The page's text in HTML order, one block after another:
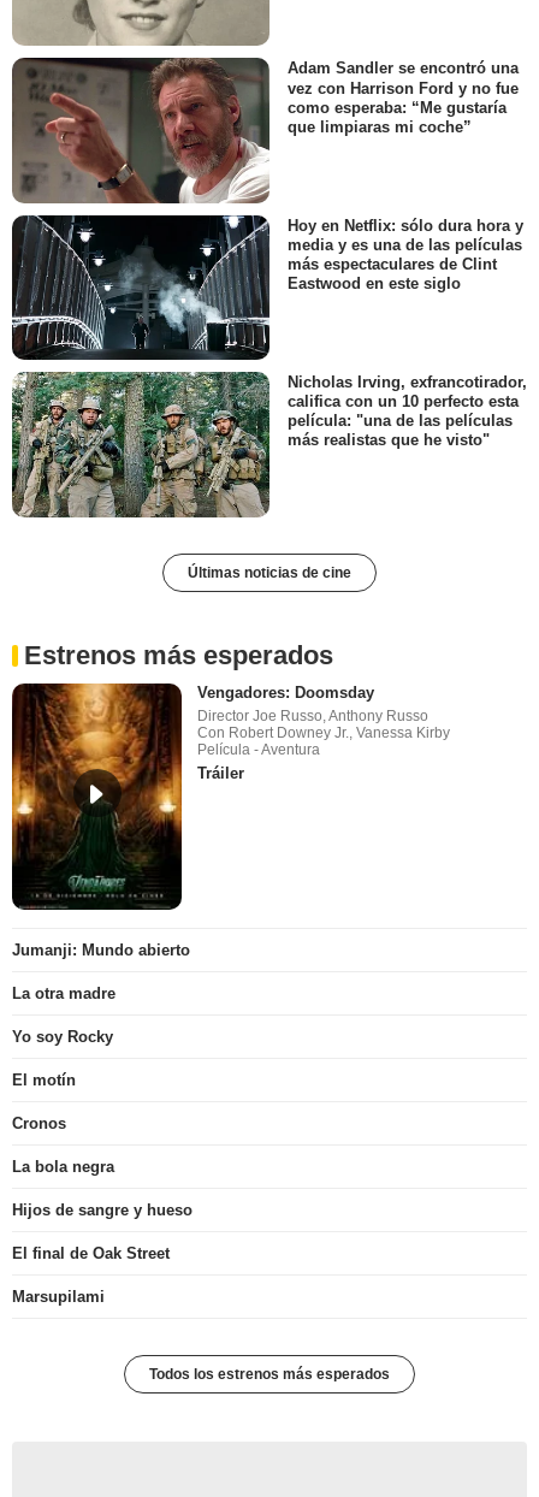
Adam Sandler se encontró una
vez con Harrison Ford y no fue
como esperaba: “Me gustaría
que limpiaras mi coche”
Hoy en Netflix: sólo dura hora y
media y es una de las películas
más espectaculares de Clint
Eastwood en este siglo
Nicholas Irving, exfrancotirador,
califica con un 10 perfecto esta
película: "una de las películas
más realistas que he visto"
Últimas noticias de cine
Estrenos más esperados
Vengadores: Doomsday
Director Joe Russo, Anthony Russo
Con Robert Downey Jr., Vanessa Kirby
Película - Aventura
Tráiler
Jumanji: Mundo abierto
La otra madre
Yo soy Rocky
El motín
Cronos
La bola negra
Hijos de sangre y hueso
El final de Oak Street
Marsupilami
Todos los estrenos más esperados